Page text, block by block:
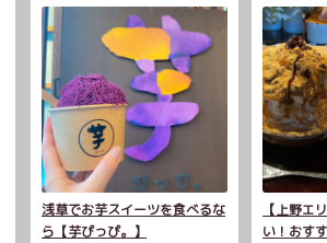
浅草でお芋スイーツを食べるな
ら【芋ぴっぴ。】
【上野エ
い！おす